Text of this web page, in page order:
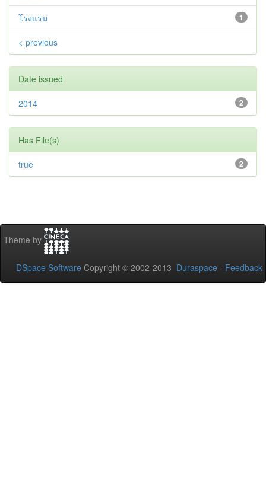
1
โรงแรม
< previous
Date issued
2
2014
Has File(s)
2
true
Theme by
DSpace Software Copyright © 2002-2013 Duraspace - Feedback